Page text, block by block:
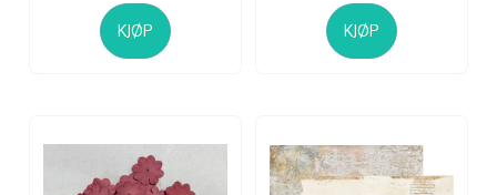
KJØP KJØP